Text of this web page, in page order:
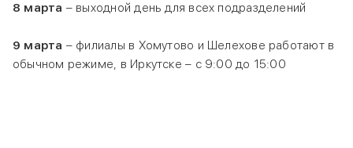
8 марта – выходной день для всех подразделений
9 марта – филиалы в Хомутово и Шелехове работают в
обычном режиме, в Иркутске – с 9:00 до 15:00